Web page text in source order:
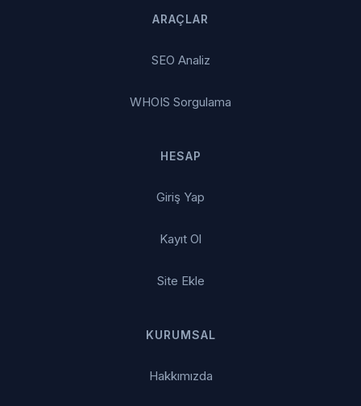
ARAÇLAR
SEO Analiz
WHOIS Sorgulama
HESAP
Giriş Yap
Kayıt Ol
Site Ekle
KURUMSAL
Hakkımızda